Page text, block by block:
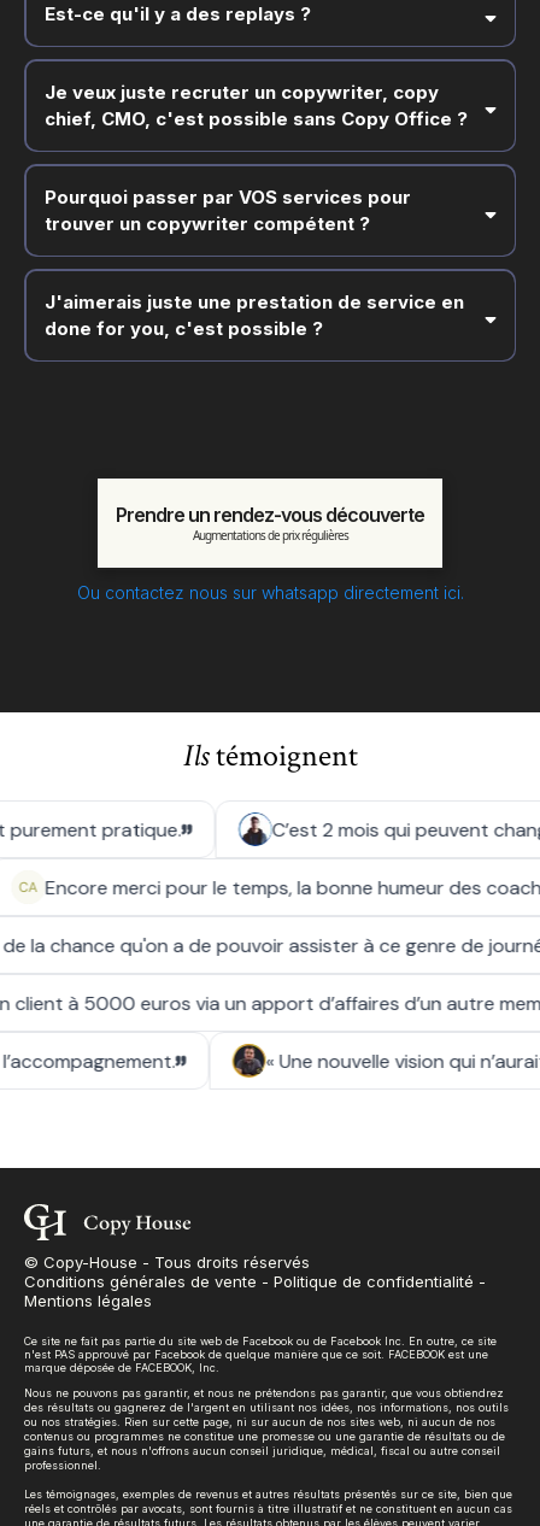
Est-ce qu'il y a des replays ?
Je veux juste recruter un copywriter, copy
chief, CMO, c'est possible sans Copy Office ?
Pourquoi passer par VOS services pour
trouver un copywriter compétent ?
Car ils nous laissent des témoignages vidéos, nous permettant
de prouver sur le marché que Copy House est
l'accompagnement le plus poussé du marché en copywriting.
J'aimerais juste une prestation de service en
done for you, c'est possible ?
Prendre un rendez-vous découverte
Augmentations de prix régulières
Ou contactez nous sur whatsapp directement ici.
Ilstémoignent
© Copy-House - Tous droits réservés
Conditions générales de vente - Politique de confidentialité -
Mentions légales
Ce site ne fait pas partie du site web de Facebook ou de Facebook Inc. En outre, ce site
n'est PAS approuvé par Facebook de quelque manière que ce soit. FACEBOOK est une
marque déposée de FACEBOOK, Inc.
Nous ne pouvons pas garantir, et nous ne prétendons pas garantir, que vous obtiendrez
des résultats ou gagnerez de l'argent en utilisant nos idées, nos informations, nos outils
ou nos stratégies. Rien sur cette page, ni sur aucun de nos sites web, ni aucun de nos
contenus ou programmes ne constitue une promesse ou une garantie de résultats ou de
gains futurs, et nous n'offrons aucun conseil juridique, médical, fiscal ou autre conseil
professionnel.
Les témoignages, exemples de revenus et autres résultats présentés sur ce site, bien que
réels et contrôlés par avocats, sont fournis à titre illustratif et ne constituent en aucun cas
une garantie de résultats futurs. Les résultats obtenus par les élèves peuvent varier